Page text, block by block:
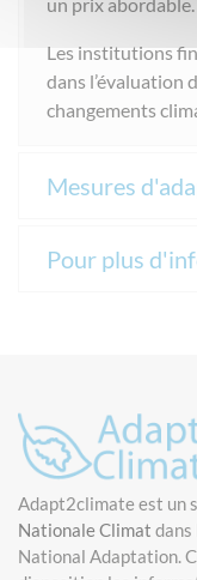
un prix abordable.
Les institutions
dans l’évaluation
changements
Mesures
Pour plus
Adapt2climate est un
Nationale Climat dans
National Adaptation.